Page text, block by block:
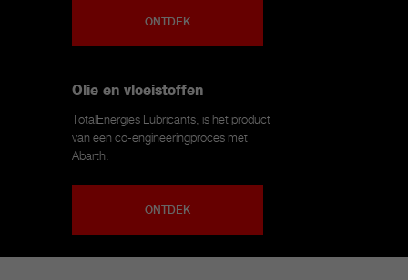
ONTDEK
Olie en vloeistoffen
TotalEnergies Lubricants, is het product
van een co-engineeringproces met
Abarth.
ONTDEK